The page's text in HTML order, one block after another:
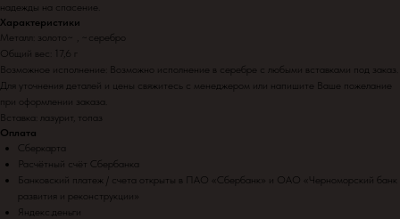
надежды на спасение.
Характеристики
Металл: золото~ , ~серебро
Общий вес: 17,6 г
Возможное исполнение: Возможно исполнение в серебре с любыми вставками под заказ.
Для уточнения деталей и цены свяжитесь с менеджером или напишите Ваше пожелание
при оформлении заказа.
Вставка: лазурит, топаз
Оплата
Сберкарта
Расчётный счёт Сбербанка
Банковский платеж / счета открыты в ПАО «Сбербанк» и ОАО «Черноморский банк
развития и реконструкции»
Яндекс.деньги